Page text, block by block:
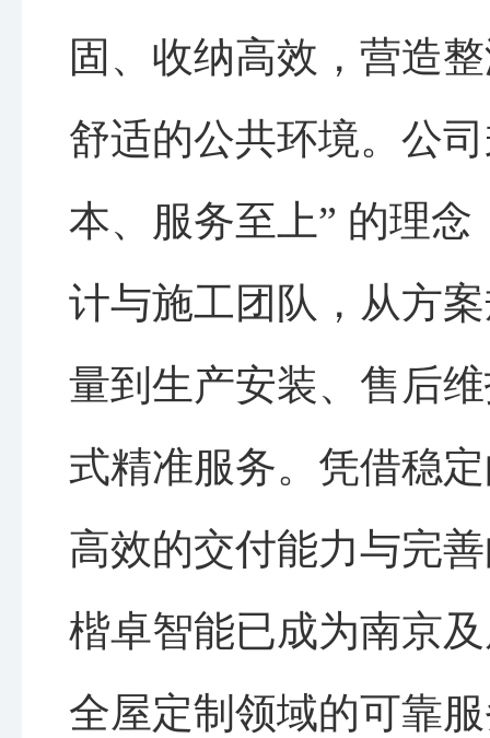
固、收纳高效，营造
舒适的公共环境。公
本、服务至上” 的理念
计与施工团队，从方
量到生产安装、售后
式精准服务。凭借稳
高效的交付能力与完
楷卓智能已成为南京
全屋定制领域的可靠